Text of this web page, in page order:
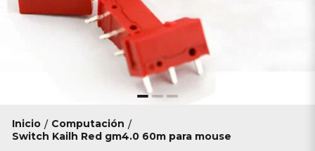
Inicio / Computación /
Switch Kailh Red gm4.0 60m para mouse